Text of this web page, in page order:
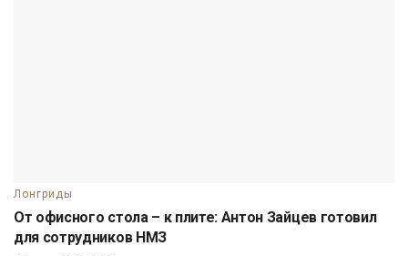
Лонгриды
От офисного стола – к плите: Антон Зайцев готовил
для сотрудников НМЗ